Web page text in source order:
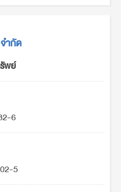
ำกัด
พย์
6
5